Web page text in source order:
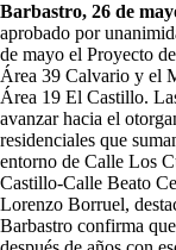
Barbastro, 26 de
aprobado por
de mayo el Proyecto
Área 39 Calvario y el
Área 19 El Castillo.
avanzar hacia el
residenciales que
entorno de Calle Los
Castillo-Calle Beato
Lorenzo Borruel,
Barbastro confirma